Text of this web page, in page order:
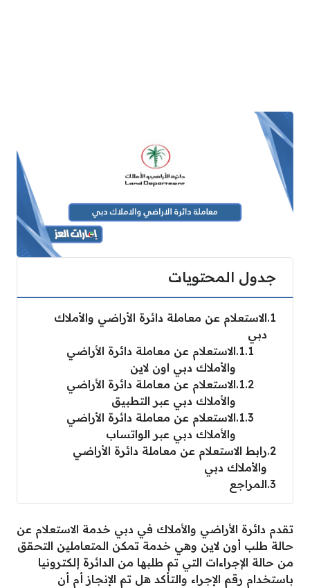
جدول المحتويات
1 الاستعلام عن معاملة دائرة الأراضي والأملاك
دبي
1.1 الاستعلام عن معاملة دائرة الأراضي
والأملاك دبي اون لاين
1.2 الاستعلام عن معاملة دائرة الأراضي
والأملاك دبي عبر التطبيق
1.3 الاستعلام عن معاملة دائرة الأراضي
والأملاك دبي عبر الواتساب
2 رابط الاستعلام عن معاملة دائرة الأراضي
والأملاك دبي
3 المراجع
تقدم دائرة الأراضي والأملاك في دبي خدمة الاستعلام عن
حالة طلب أون لاين وهي خدمة تمكن المتعاملين التحقق
من حالة الإجراءات التي تم طلبها من الدائرة إلكترونيا
باستخدام رقم الإجراء والتأكد هل تم الإنجاز أم أن